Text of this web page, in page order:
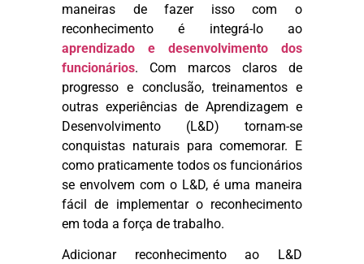
maneiras de fazer isso com o
reconhecimento é integrá-lo ao
aprendizado e desenvolvimento dos
funcionários. Com marcos claros de
progresso e conclusão, treinamentos e
outras experiências de Aprendizagem e
Desenvolvimento (L&D) tornam-se
conquistas naturais para comemorar. E
como praticamente todos os funcionários
se envolvem com o L&D, é uma maneira
fácil de implementar o reconhecimento
em toda a força de trabalho.
Adicionar reconhecimento ao L&D